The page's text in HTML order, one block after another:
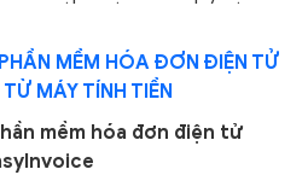
MỀM HÓA ĐƠN ĐIỆN TỬ
MÁY TÍNH TIỀN
mềm hóa đơn điện tử